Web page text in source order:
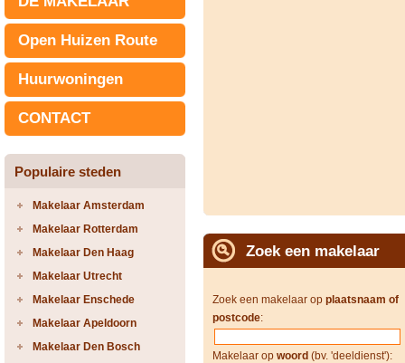
Open Huizen Route
Huurwoningen
CONTACT
Populaire steden
Makelaar Amsterdam
Makelaar Rotterdam
Makelaar Den Haag
Makelaar Utrecht
Makelaar Enschede
Makelaar Apeldoorn
Makelaar Den Bosch
Zoek een makelaar
Zoek een makelaar op plaatsnaam of
postcode:
Makelaar op woord (bv. 'deeldienst'):